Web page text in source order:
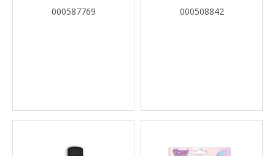
000587769 000508842